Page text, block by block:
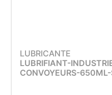
LUBRICANTE
LUBRIFIANT-
CONVOYEURS-650ML-